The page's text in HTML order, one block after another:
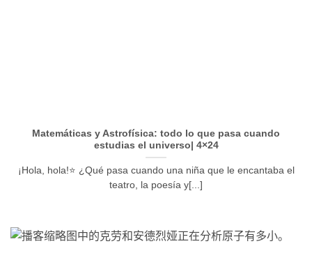
Matemáticas y Astrofísica: todo lo que pasa cuando
estudias el universo| 4×24
¡Hola, hola!⭐️ ¿Qué pasa cuando una niña que le encantaba el
teatro, la poesía y[...]